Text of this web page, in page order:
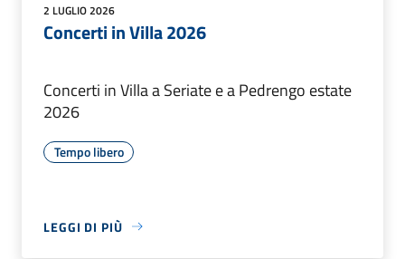
2 LUGLIO 2026
Concerti in Villa 2026
Concerti in Villa a Seriate e a Pedrengo estate
2026
Tempo libero
LEGGI DI PIÙ